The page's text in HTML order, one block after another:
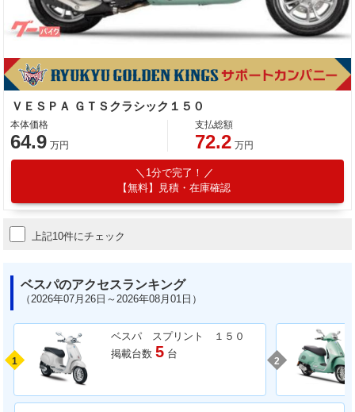
ＶＥＳＰＡ ＧＴＳクラシック１５０
本体価格
64.9 万円
支払総額
72.2 万円
1分で完了！
【無料】見積・在庫確認
上記10件にチェック
ベスパのアクセスランキング
（2026年07月26日～2026年08月01日）
1
ベスパ スプリント １５０
掲載台数 5 台
2